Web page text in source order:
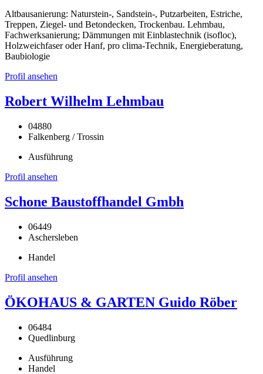
Altbausanierung: Naturstein-, Sandstein-, Putzarbeiten, Estriche,
Treppen, Ziegel- und Betondecken, Trockenbau. Lehmbau,
Fachwerksanierung; Dämmungen mit Einblastechnik (isofloc),
Holzweichfaser oder Hanf, pro clima-Technik, Energieberatung,
Baubiologie
Profil ansehen
Robert Wilhelm Lehmbau
04880
Falkenberg / Trossin
Ausführung
Profil ansehen
Schone Baustoffhandel Gmbh
06449
Aschersleben
Handel
Profil ansehen
ÖKOHAUS & GARTEN Guido Röber
06484
Quedlinburg
Ausführung
Handel